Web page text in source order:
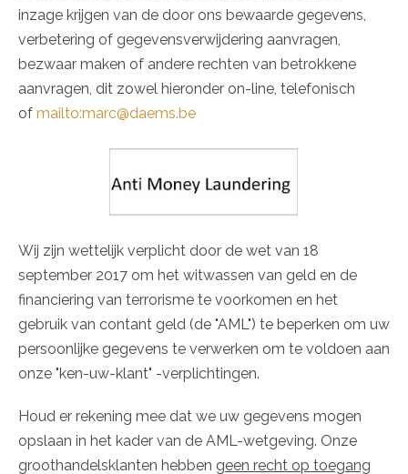
inzage krijgen van de door ons bewaarde gegevens,
verbetering of gegevensverwijdering aanvragen,
bezwaar maken of andere rechten van betrokkene
aanvragen, dit zowel hieronder on-line, telefonisch
of mailto:marc@daems.be
Wij zijn wettelijk verplicht door de wet van 18
september 2017 om het witwassen van geld en de
financiering van terrorisme te voorkomen en het
gebruik van contant geld (de "AML") te beperken om uw
persoonlijke gegevens te verwerken om te voldoen aan
onze "ken-uw-klant" -verplichtingen.
Houd er rekening mee dat we uw gegevens mogen
opslaan in het kader van de AML-wetgeving. Onze
groothandelsklanten hebben geen recht op toegang